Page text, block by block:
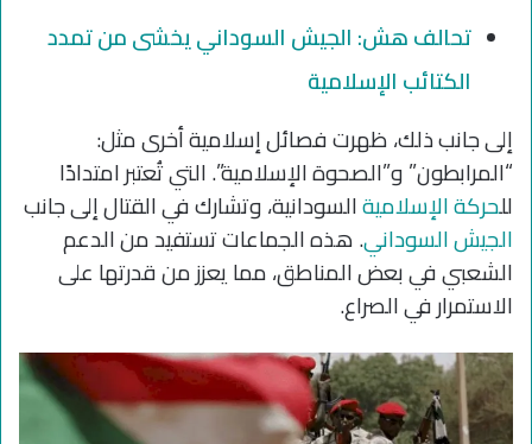
تحالف هش: الجيش السوداني يخشى من تمدد
الكتائب الإسلامية
إلى جانب ذلك، ظهرت فصائل إسلامية أخرى مثل:
“المرابطون” و”الصحوة الإسلامية”. التي تُعتبر امتدادًا
للحركة الإسلاميةالسودانية، وتشارك في القتال إلى جانب
الجيش السوداني. هذه الجماعات تستفيد من الدعم
الشعبي في بعض المناطق، مما يعزز من قدرتها على
الاستمرار في الصراع.